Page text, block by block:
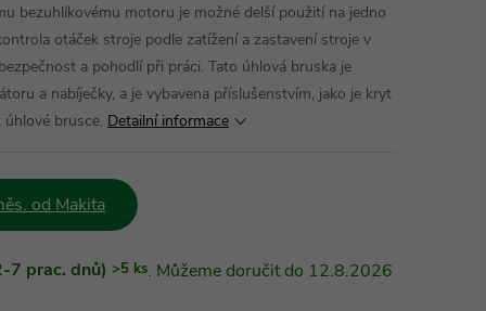
bezuhlíkovému motoru je možné delší použití na jedno
otáček stroje podle zatížení a zastavení stroje v
a pohodlí při práci. Tato úhlová bruska je
a nabíječky, a je vybavena příslušenstvím, jako je kryt
brusce. Detailní informace
od Makita
7 prac. dnů) >5 ks 12.8.2026